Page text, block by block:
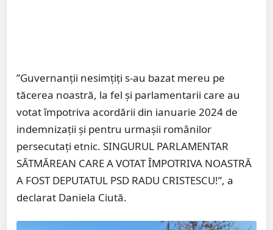
”Guvernanții nesimțiți s-au bazat mereu pe
tăcerea noastră, la fel și parlamentarii care au
votat împotriva acordării din ianuarie 2024 de
indemnizații și pentru urmașii românilor
persecutați etnic. SINGURUL PARLAMENTAR
SĂTMĂREAN CARE A VOTAT ÎMPOTRIVA NOASTRĂ
A FOST DEPUTATUL PSD RADU CRISTESCU!”, a
declarat Daniela Ciută.